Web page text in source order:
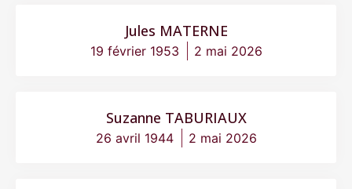
Jules MATERNE
19 février 1953 2 mai 2026
Suzanne TABURIAUX
26 avril 1944 2 mai 2026